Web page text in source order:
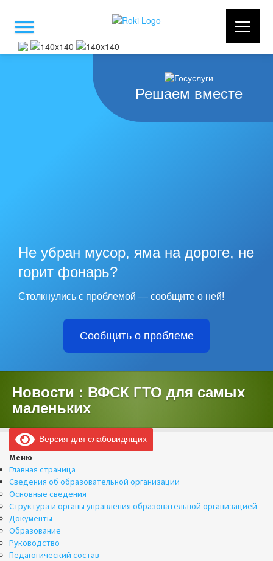
Решаем вместе
Не убран мусор, яма на дороге, не
горит фонарь?
Столкнулись с проблемой — сообщите о ней!
Сообщить о проблеме
Новости : ВФСК ГТО для самых
маленьких
Версия для слабовидящих
Меню
Главная страница
Сведения об образовательной организации
Основные сведения
Структура и органы управления образовательной организацией
Документы
Образование
Руководство
Педагогический состав